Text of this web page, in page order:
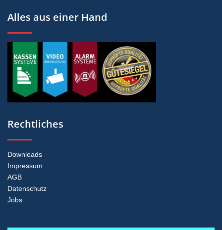
Alles aus einer Hand
Rechtliches
Downloads
Impressum
AGB
Datenschutz
Jobs